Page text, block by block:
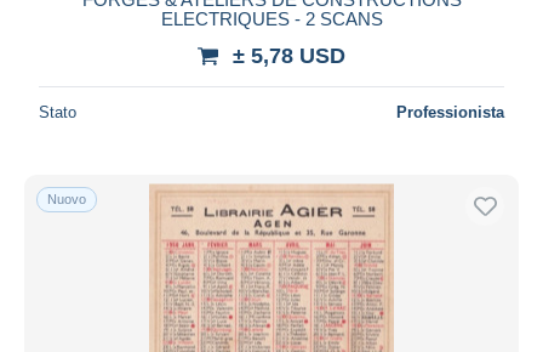
ELECTRIQUES - 2 SCANS
± 5,78 USD
Stato Professionista
Nuovo